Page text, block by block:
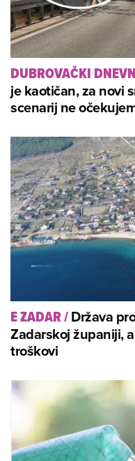
DUBROVAČKI
je kaotičan, za novi
scenarij ne
E ZADAR/Država
Zadarskoj županiji,
troškovi